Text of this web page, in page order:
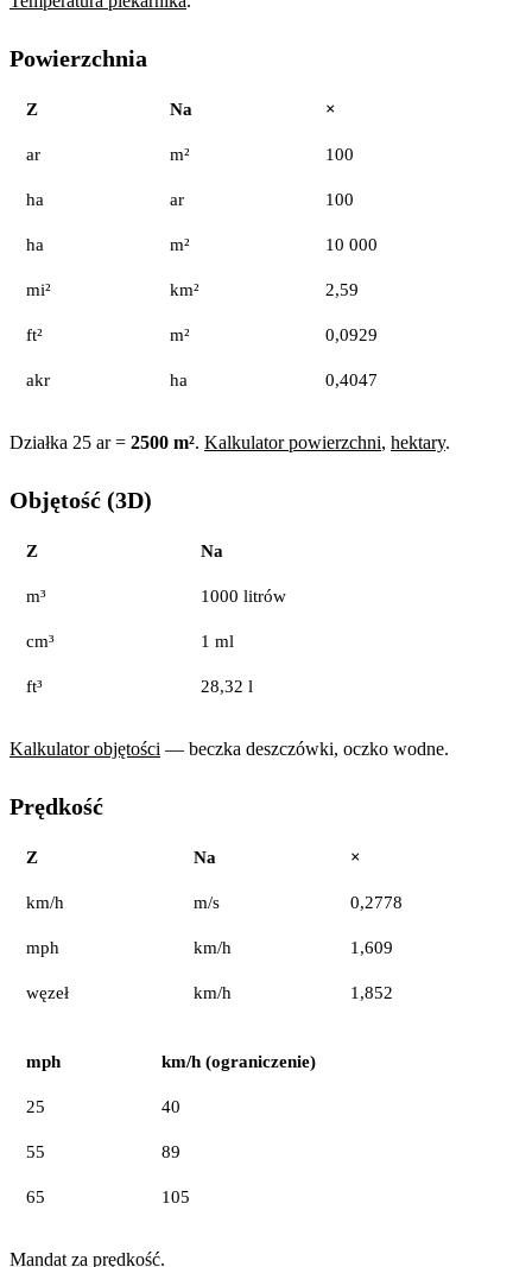
Powierzchnia
Z Na ×
ar m² 100
ha ar 100
ha m² 10 000
mi² km² 2,59
ft² m² 0,0929
akr ha 0,4047
Działka 25 ar = 2500 m². Kalkulator powierzchni, hektary.
Objętość (3D)
Z Na
m³ 1000 litrów
cm³ 1 ml
ft³ 28,32 l
Kalkulator objętości — beczka deszczówki, oczko wodne.
Prędkość
Z Na ×
km/h m/s 0,2778
mph km/h 1,609
węzeł km/h 1,852
mph km/h (ograniczenie)
25 40
55 89
65 105
Mandat za prędkość.